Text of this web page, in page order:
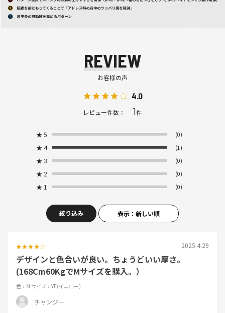
REVIEW
お客様の声
4.0
レビュー件数： 1件
★ 5 (0)
★ 4 (1)
★ 3 (0)
★ 2 (0)
★ 1 (0)
絞り込み 表示：新しい順
2025.4.29
デザインと色合いが良い。ちょうどいい厚さ。
(168Cm60KgでMサイズを購入。）
色：M サイズ：YE(イエロー)
チャンジー